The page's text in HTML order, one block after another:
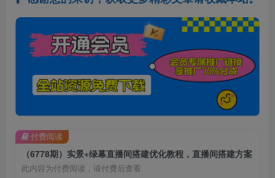
（6778期）实景+绿幕直播间搭建优化教程，直播间搭建方案
此内容为付费阅读，请付费后查看
付费阅读